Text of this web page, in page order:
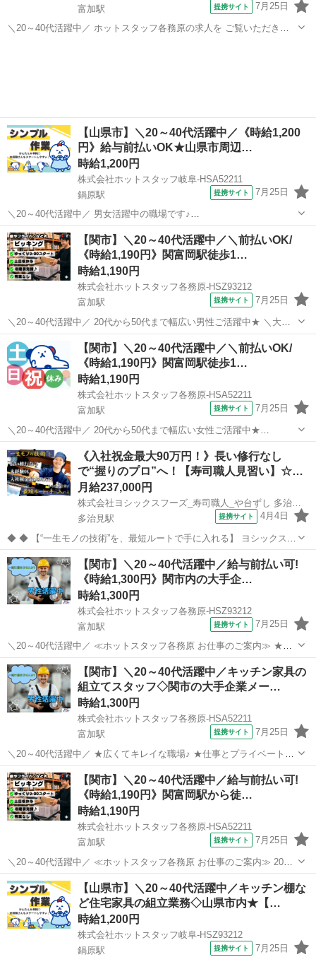
富加駅
提携サイト 7月25日
＼20～40代活躍中／ ホットスタッフ各務原の求人を ご覧いただきあ
【山県市】＼20～40代活躍中／《時給1,200
円》給与前払いOK★山県市周辺…
時給1,200円
株式会社ホットスタッフ岐阜-HSA52211
鍋原駅
提携サイト 7月25日
＼20～40代活躍中／ 男女活躍中の職場です♪
┏━━━━━━━━━━━━━━┓ お仕事内容
━━━━━━━━━━━━━━┛ 木材加工メーカーさんでの、 家具の
組み立てをおまかせします! ◆木製パーツの組み立て作業...
岐阜 山県市 鍋原駅 キッチン
【関市】＼20～40代活躍中／＼前払いOK/
《時給1,190円》関富岡駅徒歩1…
時給1,190円
株式会社ホットスタッフ各務原-HSZ93212
富加駅
提携サイト 7月25日
＼20～40代活躍中／ 20代から50代まで幅広い男性ご活躍中★ ＼大人
気!! ピッキングのオシゴトが出ました!/ 9:00からスタートで朝はゆっ
くりできちゃう♪ そのほかにも、 土日祝休み・残業なしOK・冷暖房完
備...
岐阜 富加駅
【関市】＼20～40代活躍中／＼前払いOK/
《時給1,190円》関富岡駅徒歩1…
時給1,190円
株式会社ホットスタッフ各務原-HSA52211
富加駅
提携サイト 7月25日
＼20～40代活躍中／ 20代から50代まで幅広い女性ご活躍中★
================ ＼作業内容のご紹介♪/ ================ 包
丁やフライパンなど キッチン用品を製造・販売してる大手企業...
岐阜 関市 富加駅 キッチン
《入社祝金最大90万円！》長い修行なし
で“握りのプロ”へ！【寿司職人見習い】☆…
月給237,000円
株式会社ヨシックスフーズ_寿司職人_や台ずし 多治見駅前町(正社員)
多治見駅
提携サイト 4月4日
◆ ◆ 【“一生モノの技術”を、最短ルートで手に入れる】 ヨシックスフ
ーズが運営する寿司居酒屋「や台ずし」では、 鮮魚の一部を加工済み
の状態で仕入れることで仕込みの負担を大幅に削減しています。 入社
後は余計な工程に時間...
岐阜 多治見市 多治見駅 その他
【関市】＼20～40代活躍中／給与前払い可!
《時給1,300円》関市内の大手企…
時給1,300円
株式会社ホットスタッフ各務原-HSZ93212
富加駅
提携サイト 7月25日
＼20～40代活躍中／ ≪ホットスタッフ各務原 お仕事のご案内≫ ★広
くてキレイな職場♪ ★仕事とプライベートの両立もできる!! 土日祝休
みで残業もほぼありません♪ <> ・作られていく工程に興味がある方 ・
大手企業で安...
岐阜 関市 富加駅 キッチン
【関市】＼20～40代活躍中／キッチン家具の
組立てスタッフ◇関市の大手企業メー…
時給1,300円
株式会社ホットスタッフ各務原-HSA52211
富加駅
提携サイト 7月25日
＼20～40代活躍中／ ★広くてキレイな職場♪ ★仕事とプライベートの
両立もできる!! 土日祝休みで残業もほぼありません♪ <> ・作られてい
く工程に興味がある方 ・大手企業で安心して就業できます!
◆◆◆◆◆◆◆◆◆...
岐阜 関市 富加駅
【関市】＼20～40代活躍中／給与前払い可!
《時給1,190円》関富岡駅から徒…
時給1,190円
株式会社ホットスタッフ各務原-HSA52211
富加駅
提携サイト 7月25日
＼20～40代活躍中／ ≪ホットスタッフ各務原 お仕事のご案内≫ 20代
から50代まで幅広い年代の男性働いています★ ＼大人気!! ピッキング
のオシゴトが出ました!/ 9:00からスタートで朝はゆっくりできちゃう♪
岐阜 関市 富加駅
【山県市】＼20～40代活躍中／キッチン棚な
ど住宅家具の組立業務◇山県市内★【…
時給1,200円
株式会社ホットスタッフ岐阜-HSZ93212
鍋原駅
提携サイト 7月25日